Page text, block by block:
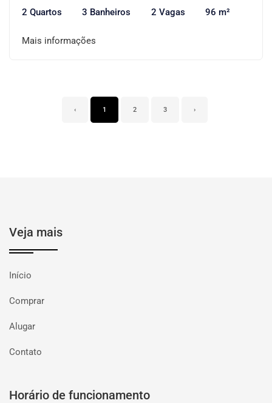
2 Quartos 3 Banheiros 2 Vagas 96 m²
Mais informações
‹ 1 2 3 ›
Veja mais
Início
Comprar
Alugar
Contato
Horário de funcionamento